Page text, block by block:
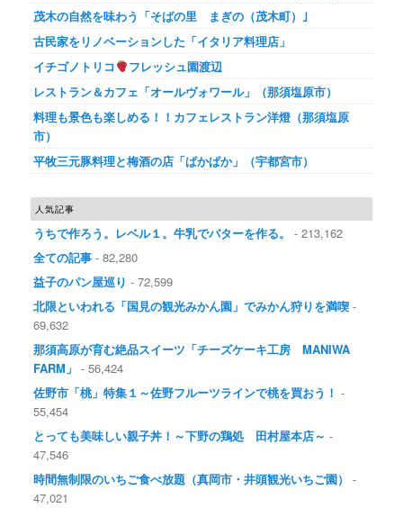
茂木の自然を味わう「そばの里 まぎの（茂木町）｣
古民家をリノベーションした「イタリア料理店」
イチゴノトリコ
フレッシュ園渡辺
レストラン＆カフェ「オールヴォワール」（那須塩原市）
料理も景色も楽しめる！！カフェレストラン洋燈（那須塩原
市）
平牧三元豚料理と梅酒の店「ぱかぱか」（宇都宮市）
人気記事
うちで作ろう。レベル１。牛乳でバターを作る。
- 213,162
全ての記事 - 82,280
益子のパン屋巡り - 72,599
北限といわれる「国見の観光みかん園」でみかん狩りを満喫 -
69,632
那須高原が育む絶品スイーツ「チーズケーキ工房 MANIWA
FARM」 - 56,424
佐野市「桃」特集１～佐野フルーツラインで桃を買おう！ -
55,454
とっても美味しい親子丼！～下野の鶏処 田村屋本店～ -
47,546
時間無制限のいちご食べ放題（真岡市・井頭観光いちご園）
-
47,021